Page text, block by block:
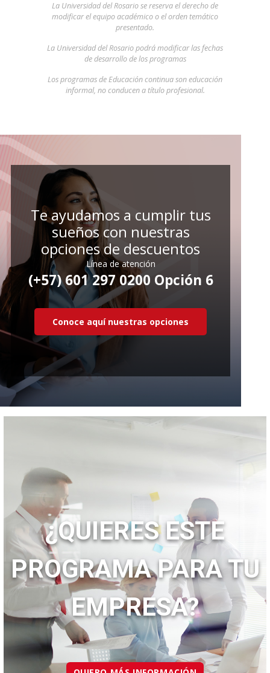
La Universidad del Rosario se reserva el derecho de
modificar el equipo académico o el orden temático
presentado.
La Universidad del Rosario podrá modificar las fechas
de desarrollo de los programas
Los programas de Educación continua son educación
informal, no conducen a título profesional.
Te ayudamos a cumplir tus
sueños con nuestras
opciones de descuentos
Línea de atención
(+57) 601 297 0200 Opción 6
Conoce aquí nuestras opciones
¿QUIERES ESTE
PROGRAMA PARA TU
EMPRESA?